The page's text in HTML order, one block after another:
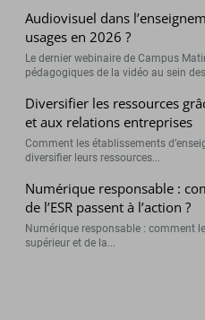
Audiovisuel dans
usages en 2026 ?
Le dernier webinaire de Campus
pédagogiques de la vidéo au sein
Diversifier les ressources
et aux relations entreprises
Comment les établissements
diversifier leurs ressources...
Numérique responsable :
de l’ESR passent à l’action ?
Numérique responsable : comment
supérieur et de la...